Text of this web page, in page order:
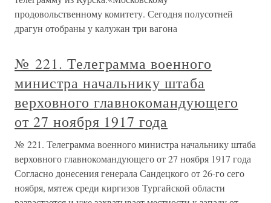
продовольственному комитету. Сегодня полусотней
драгун отобраны у калужан три вагона
№ 221. Телеграмма военного
министра начальнику штаба
верховного главнокомандующего
от 27 ноября 1917 года
№ 221. Телеграмма военного министра начальнику штаба
верховного главнокомандующего от 27 ноября 1917 года
Согласно донесения генерала Сандецкого от 26-го сего
ноября, мятеж среди киргизов Тургайской области